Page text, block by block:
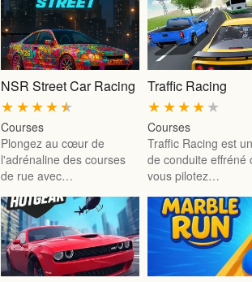
NSR Street Car Racing
★
★
★
★
★
Courses
Plongez au cœur de
l'adrénaline des courses
de rue avec…
Traffic Racing
★
★
★
★
★
Courses
Traffic Racing est
de conduite effréné
vous pilotez…